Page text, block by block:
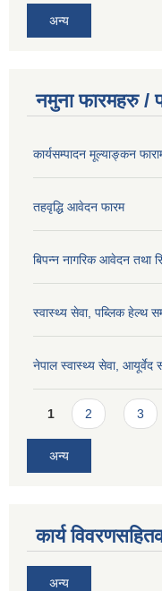
अन्य
नमुना फारमहरु /
कार्यसम्पादन मूल्याङ्कन
तहवृद्धि आवेदन फारम
बिपन्‍न नागरिक आवेदन तथा
स्वास्थ्य सेवा, पब्लिक हेल्‍थ
नेपाल स्वास्थ्य सेवा, आयूर्वेद
Pages
1 2 3
अन्य
कार्य
अन्य